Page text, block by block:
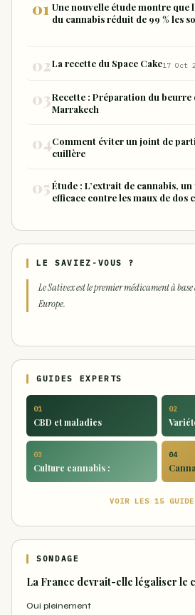
Une nouvelle étude montre que
du cannabis réduit de 99 % les
La recette du Space Cake17 Oct
Recette : Préparation du beurre
Marrakech
Comment éviter un joint de
cuillère
Étude : L’extrait de cannabis,
efficace contre les maux de dos
LE SAVIEZ-VOUS ?
Le Sativex est le premier médicament à
Europe.
GUIDES EXPERTS
01
CBD et maladies
02
03
Culture cannabis :
04
VOIR LES 15
SONDAGE
La France devrait-elle légaliser le
Oui pleinement